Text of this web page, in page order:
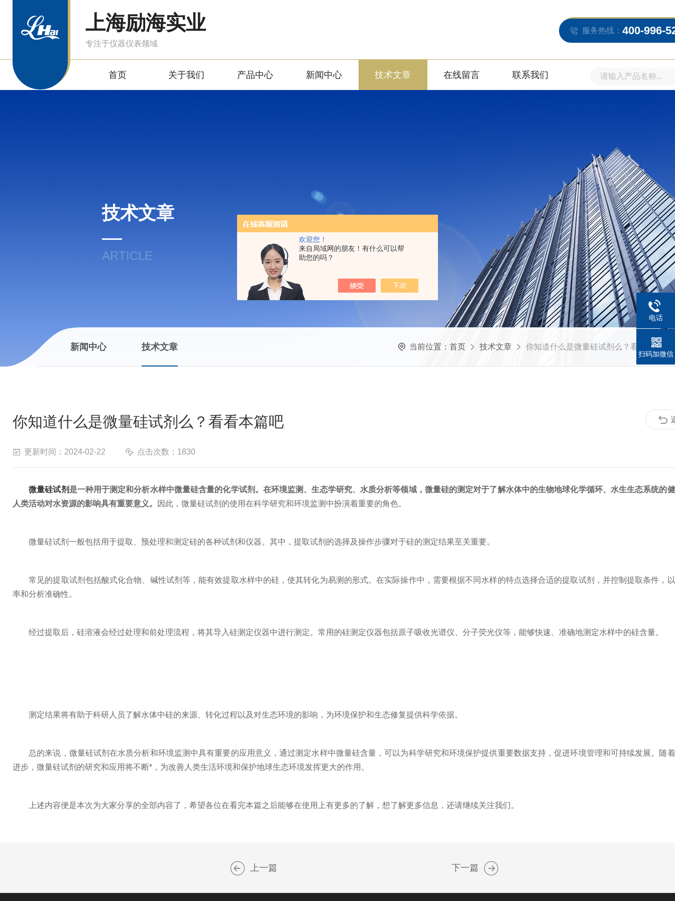
欢迎您！
来自局域网的朋友！有什么可以帮
助您的吗？
上海励海实业
专注于仪器仪表领域
服务热线： 400-996-
首页 关于我们 产品中心 新闻中心 技术文章 在线留言 联系我们
技术文章
ARTICLE
新闻中心 技术文章 当前位置： 首页 技术文章 你知道什么是微量硅试剂么？看看本篇吧
你知道什么是微量硅试剂么？看看本篇吧
更新时间：2024-02-22 点击次数：1830
微量硅试剂 是一种用于测定和分析水样中微量硅含量的化学试剂。在环境监测、生态学研究、水质分析等领域，微量硅的测定对于了解水体中的生物地球化学循环、水生生态系统的
人类活动对水资源的影响具有重要意义。
因此，微量硅试剂的使用在科学研究和环境监测中扮演着重要的角色。
微量硅试剂一般包括用于提取、预处理和测定硅的各种试剂和仪器。其中，提取试剂的选择及操作步骤对于硅的测定结果至关重要。
常见的提取试剂包括酸式化合物、碱性试剂等，能有效提取水样中的硅，使其转化为易测的形式。在实际操作中，需要根据不同水样的特点选择合适的提取试剂，并控制提取条件，
率和分析准确性。
经过提取后，硅溶液会经过处理和前处理流程，将其导入硅测定仪器中进行测定。常用的硅测定仪器包括原子吸收光谱仪、分子荧光仪等，能够快速、准确地测定水样中的硅含量。
测定结果将有助于科研人员了解水体中硅的来源、转化过程以及对生态环境的影响，为环境保护和生态修复提供科学依据。
总的来说，微量硅试剂在水质分析和环境监测中具有重要的应用意义，通过测定水样中微量硅含量，可以为科学研究和环境保护提供重要数据支持，促进环境管理和可持续发展。随
进步，微量硅试剂的研究和应用将不断*，为改善人类生活环境和保护地球生态环境发挥更大的作用。
上述内容便是本次为大家分享的全部内容了，希望各位在看完本篇之后能够在使用上有更多的了解，想了解更多信息，还请继续关注我们。
上一篇 下一篇
电话
扫码加微信